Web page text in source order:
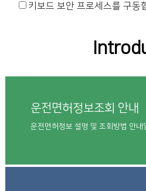
키보드 보안 프로세스를 구동
운전면허정보조회 안내
운전면허정보 설명 및 조회방법 안내